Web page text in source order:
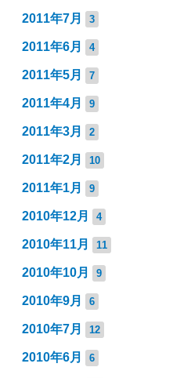
2011年7月 3
2011年6月 4
2011年5月 7
2011年4月 9
2011年3月 2
2011年2月 10
2011年1月 9
2010年12月 4
2010年11月 11
2010年10月 9
2010年9月 6
2010年7月 12
2010年6月 6